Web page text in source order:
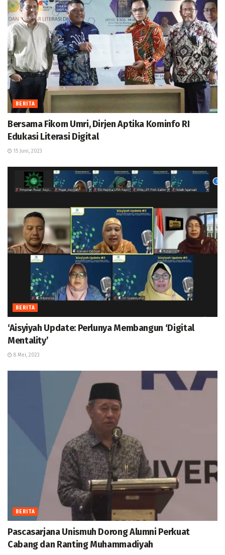
BERITA
Bersama Fikom Umri, Dirjen Aptika Kominfo RI
Edukasi Literasi Digital
15 Juni, 2023
BERITA
‘Aisyiyah Update: Perlunya Membangun ‘Digital
Mentality’
8 Mei, 2023
BERITA
Pascasarjana Unismuh Dorong Alumni Perkuat
Cabang dan Ranting Muhammadiyah